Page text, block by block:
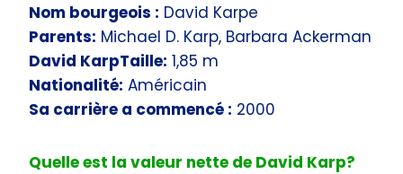
Nom bourgeois : David Karpe
Parents: Michael D. Karp, Barbara Ackerman
David KarpTaille: 1,85 m
Nationalité: Américain
Sa carrière a commencé : 2000
Quelle est la valeur nette de David Karp?